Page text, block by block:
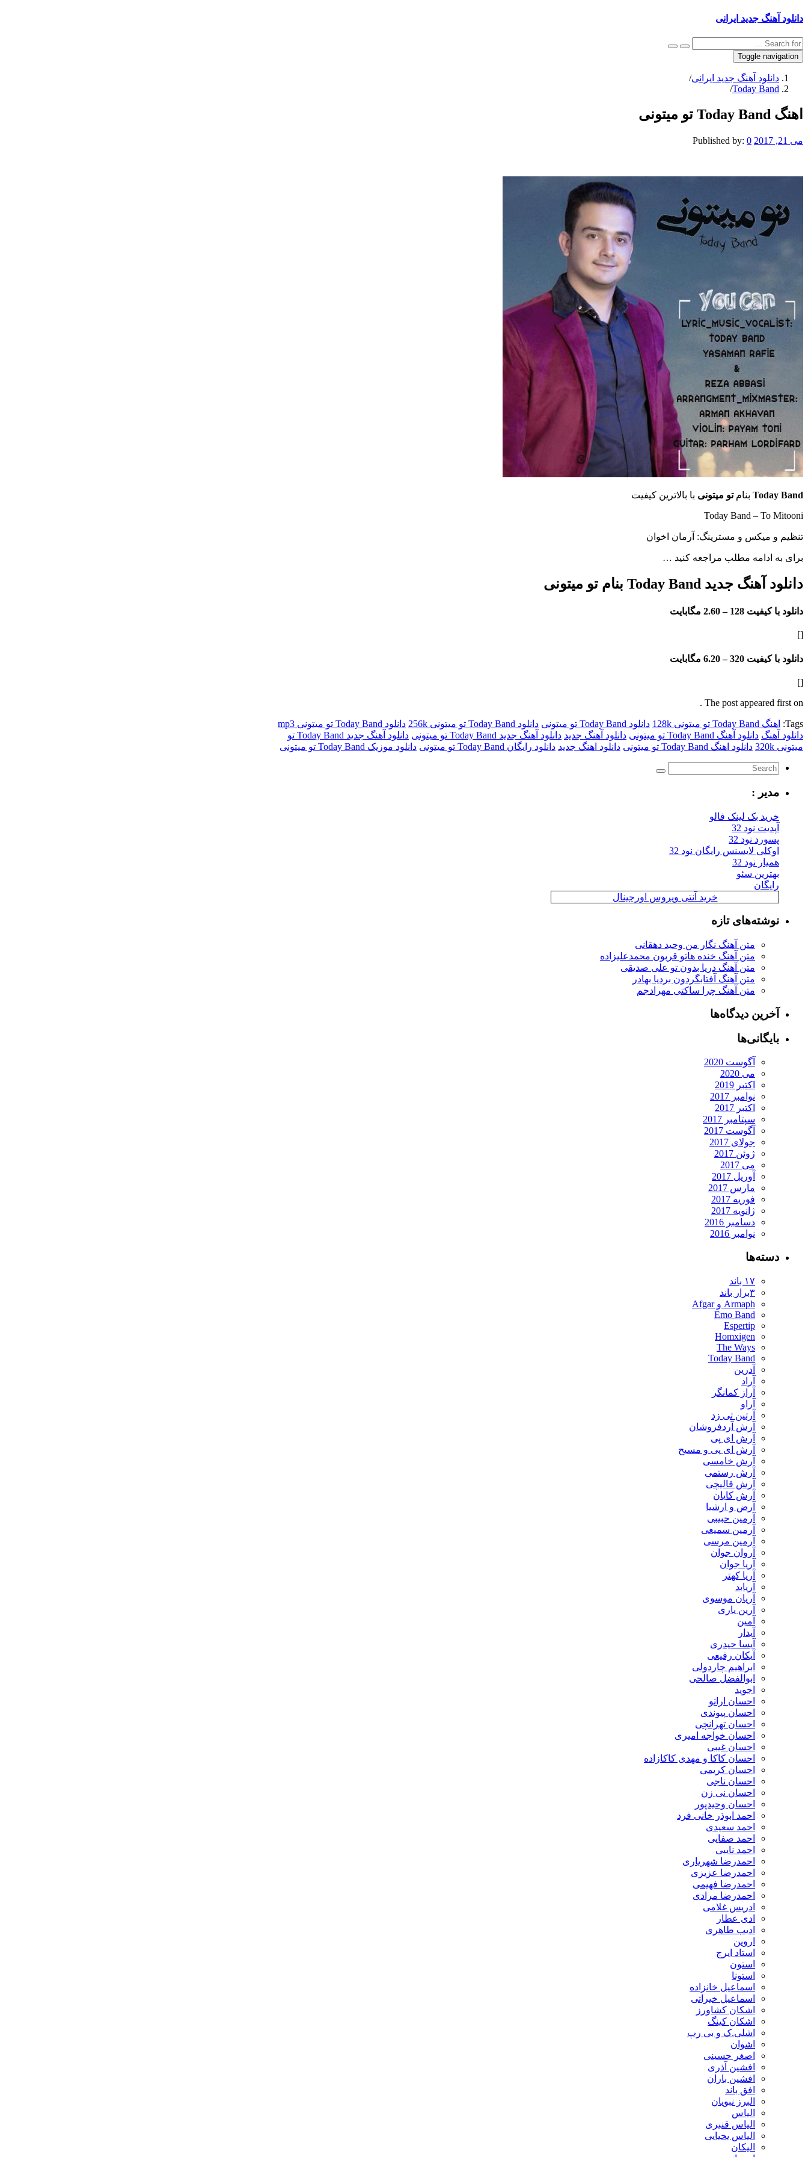
دانلود آهنگ جدید ایرانی
Toggle navigation
دانلود آهنگ جدید ایرانی/
Today Band
/
اهنگ Today Band تو میتونی
می 21, 2017 Published by: 0
Today Band بنامتو میتونی با بالاترین کیفیت
Today Band – To Mitooni
تنظیم و میکس و مسترینگ: آرمان اخوان
برای به ادامه مطلب مراجعه کنید …
دانلود آهنگ جدید Today Band بنام تو میتونی
دانلود با کیفیت 128 – 2.60 مگابایت
[]
دانلود با کیفیت 320 – 6.20 مگابایت
[]
The post appeared first on .
Tags: اهنگ Today Band تو میتونی 128k دانلود Today Band تو میتونی دانلود Today Band تو میتونی 256k
دانلود Today Band تو میتونی mp3
دانلود آهنگ دانلود آهنگ Today Band تو میتونی دانلود آهنگ جدید دانلود آهنگ جدید Today Band تو میتونی
دانلود آهنگ جدید Today Band تو
میتونی 320k
دانلود اهنگ Today Band تو میتونی دانلود اهنگ جدید دانلود رایگان Today Band تو میتونی دانلود موزیک Today Band تو میتونی
مدیر :
خرید بک لینک فالو
آپدیت نود 32
پسورد نود 32
اوکلی لایسنس رایگان نود 32
همیار نود 32
بهترین سئو
رایگان
خرید آنتی ویروس اورجینال
نوشته‌های تازه
متن آهنگ نگار من وحید دهقانی
متن آهنگ خنده هاتو قربون محمدعلیزاده
متن آهنگ دریا بدون تو علی صدیقی
متن آهنگ آفتابگردون بردیا بهادر
متن آهنگ چرا ساکتی مهرادجم
آخرین دیدگاه‌ها
بایگانی‌ها
آگوست 2020
می 2020
اکتبر 2019
نوامبر 2017
اکتبر 2017
سپتامبر 2017
آگوست 2017
جولای 2017
ژوئن 2017
می 2017
آوریل 2017
مارس 2017
فوریه 2017
ژانویه 2017
دسامبر 2016
نوامبر 2016
دسته‌ها
۱۷ باند
۳برار باند
Armaph و Afgar
Emo Band
Espertip
Homxigen
The Ways
Today Band
آدرین
آراد
آراز کمانگر
آراو
آرتین تی زد
آرش آردفروشان
آرش ای پی
آرش ای پی و مسیح
آرش خامسی
آرش رستمی
آرش قالیچی
آرش کایان
​آرض و ارشیا
آرمین حبیبی
آرمین سمیعی
آرمین مرسی
آروان جوان
آریا جوان
آریا کهتر
آریابد
آریان موسوی
آرین یاری
آمین
آیدار
آیسا حیدری
آیکان رفیعی
ابراهیم چاردولی
ابوالفضل صالحی
اجوید
احسان اراتو
احسان پیوندی
احسان تهرانچی
احسان خواجه امیری
احسان غیبی
احسان کاکا و مهدی کاکازاده
احسان کریمی
احسان ناجی
احسان نی زن
احسان وحیدپور
احمد ابوذر خانی فرد
احمد سعیدی
احمد صفایی
احمد نایبی
احمدرضا شهریاری
احمدرضا عزیزی
احمدرضا فهیمی
احمدرضا مرادی
ادریس غلامی
ادی عطار
ادیب طاهری
اروین
استاد ایرج
استون
استونا
اسماعیل خانزاده
اسماعیل خیراتی
اشکان کشاورز
اشکان کینگ
اشلی.ک و بی رپ
اشوان
اصغر حسینی
افشین آذری
افشین باران
افق باند
البرز نبویان
الیاس
الیاس قنبرى
الیاس یحیایی
الیکان